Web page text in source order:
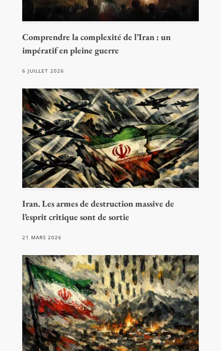
Comprendre la complexité de l’Iran : un
impératif en pleine guerre
6 JUILLET 2026
Iran. Les armes de destruction massive de
l’esprit critique sont de sortie
21 MARS 2026